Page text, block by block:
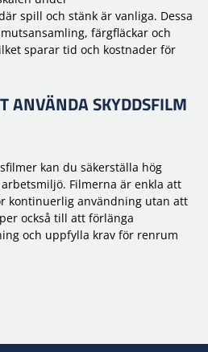
spill och stänk är vanliga. Dessa
färgfläckar och
sparar tid och kostnader för
ANVÄNDA SKYDDSFILM
kan du säkerställa hög
Filmerna är enkla att
kontinuerlig användning utan att
också till att förlänga
och uppfylla krav för renrum